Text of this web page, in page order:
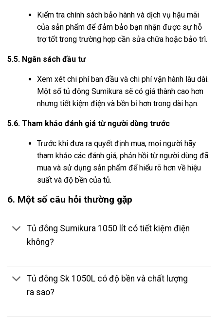
Kiểm tra chính sách bảo hành và dịch vụ hậu mãi
của sản phẩm để đảm bảo bạn nhận được sự hỗ
trợ tốt trong trường hợp cần sửa chữa hoặc bảo trì.
5.5. Ngân sách đầu tư
Xem xét chi phí ban đầu và chi phí vận hành lâu dài.
Một số tủ đông Sumikura sẽ có giá thành cao hơn
nhưng tiết kiệm điện và bền bỉ hơn trong dài hạn.
5.6. Tham khảo đánh giá từ người dùng trước
Trước khi đưa ra quyết định mua, mọi người hãy
tham khảo các đánh giá, phản hồi từ người dùng đã
mua và sử dụng sản phẩm để hiểu rõ hơn về hiệu
suất và độ bền của tủ.
6. Một số câu hỏi thường gặp
Tủ đông Sumikura 1050 lít có tiết kiệm điện
không?
Tủ đông Sk 1050L có độ bền và chất lượng
ra sao?